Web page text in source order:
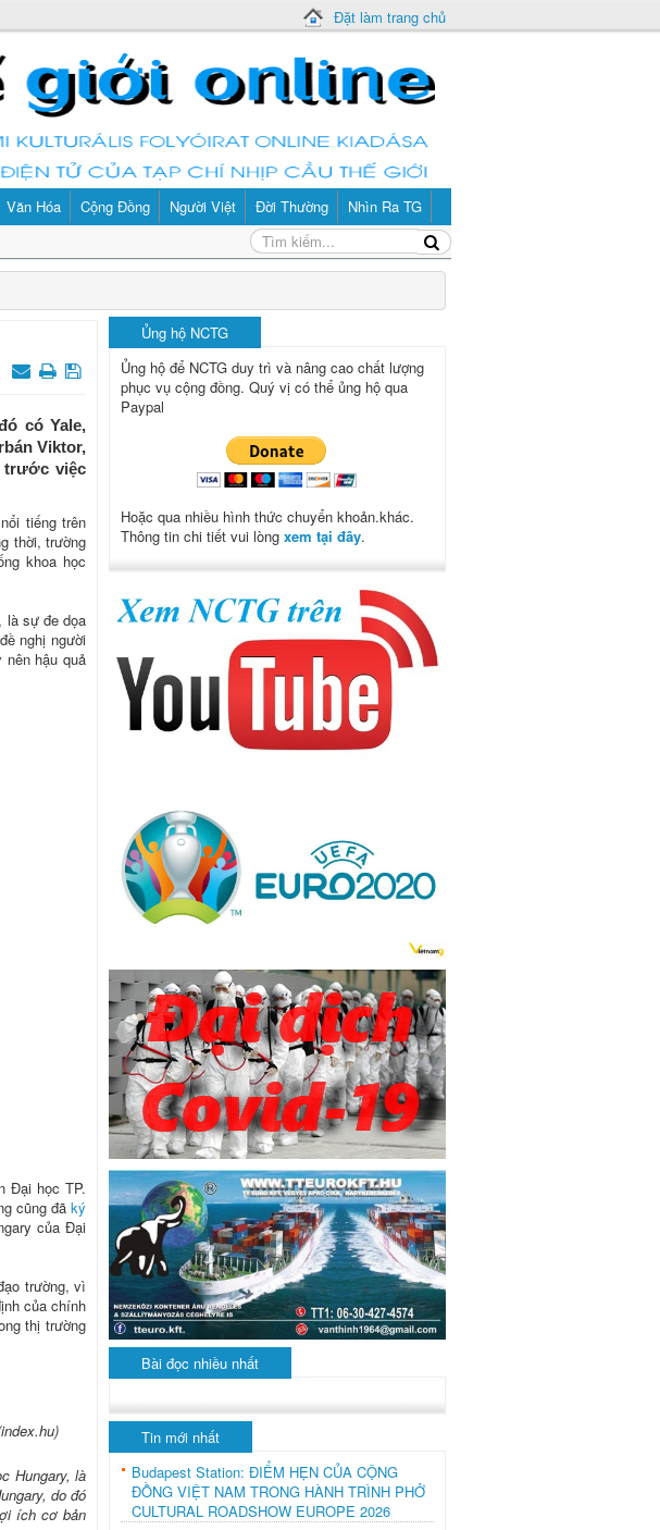
Đặt làm trang chủ
Văn Hóa Cộng Đồng Người Việt Đời Thường Nhìn Ra TG
có Yale,
Viktor,
trước việc
tiếng trên
thời, trường
khoa học
, là sự đe dọa
nghị người
hậu quả
Đại học TP.
cũng đã ký
của Đại
trường, vì
của chính
thị trường
Hungary, là
do đó
ích cơ bản
Ủng hộ NCTG
Ủng hộ để NCTG duy trì và nâng cao chất lượng
phục vụ cộng đồng. Quý vị có thể ủng hộ qua
Paypal
Hoặc qua nhiều hình thức chuyển khoản.khác.
Thông tin chi tiết vui lòng xem tại đây.
Bài đọc nhiều nhất
Tin mới nhất
Budapest Station: ĐIỂM HẸN CỦA CỘNG
ĐỒNG VIỆT NAM TRONG HÀNH TRÌNH PHỞ
CULTURAL ROADSHOW EUROPE 2026